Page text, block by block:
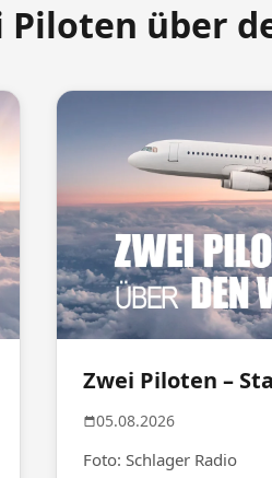
über
Zwei Piloten –
05.08.2026
Foto: Schlager Radio